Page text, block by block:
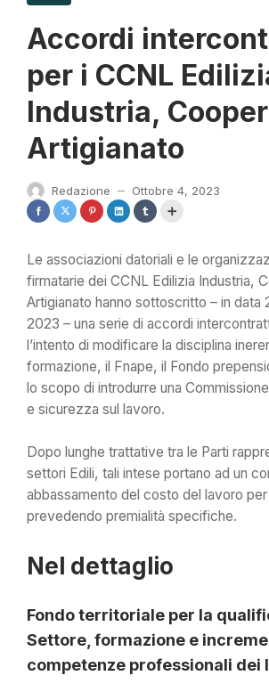
Accordi
per i CCNL
Industria,
Artigianato
Redazione — Ottobre 4, 2023
Le associazioni datoriali e le
firmatarie dei CCNL Edilizia Industria,
Artigianato hanno sottoscritto – in data
2023 – una serie di accordi
l’intento di modificare la disciplina
formazione, il Fnape, il Fondo
lo scopo di introdurre una
e sicurezza sul lavoro.
Dopo lunghe trattative tra le Parti
settori Edili, tali intese portano ad un
abbassamento del costo del lavoro
prevedendo premialità specifiche.
Nel dettaglio
Fondo territoriale per la
Settore, formazione e
competenze professionali dei